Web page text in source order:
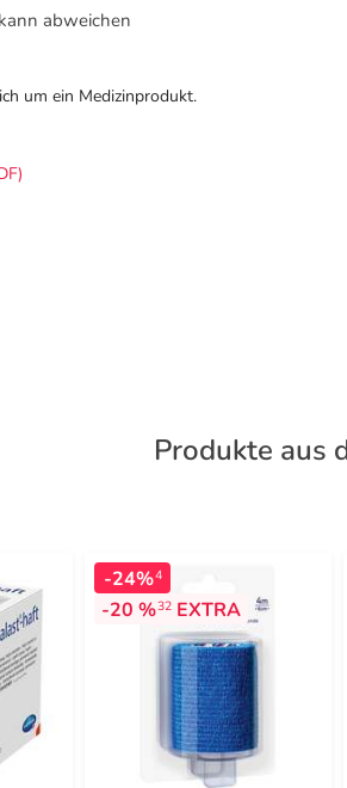
abweichen
um ein Medizinprodukt.
Produkte aus
-24%4
-20 %32 EXTRA